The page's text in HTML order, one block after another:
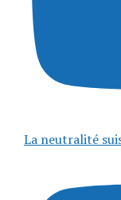
La neutralité